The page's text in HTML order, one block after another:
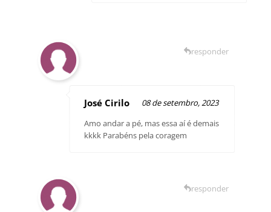
José Cirilo
08 de setembro, 2023
Amo andar a pé, mas essa aí é demais
kkkk Parabéns pela coragem
responder
responder